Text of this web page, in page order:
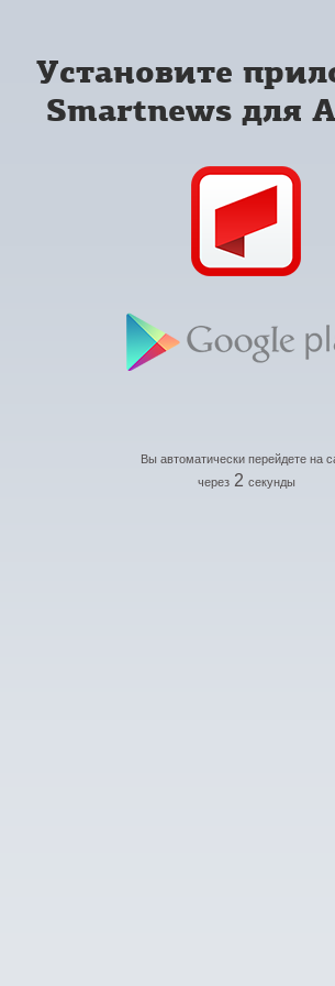
Установите
Smartnews для
Вы автоматически перейдете на
через 2 секунды